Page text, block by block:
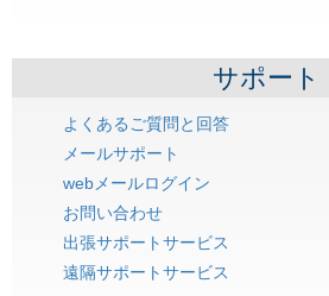
サポート
よくあるご質問と回答
メールサポート
webメールログイン
お問い合わせ
出張サポートサービス
遠隔サポートサービス